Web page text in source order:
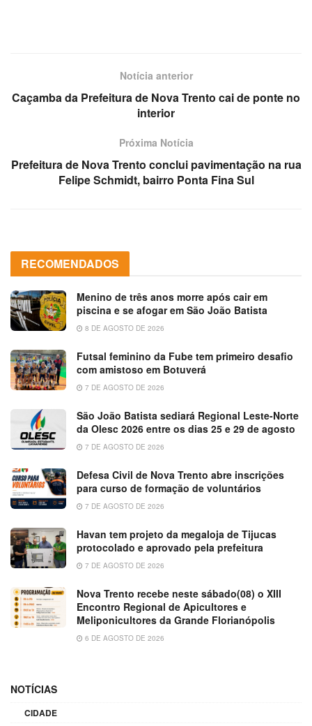
Notícia anterior
Caçamba da Prefeitura de Nova Trento cai de ponte no
interior
Próxima Notícia
Prefeitura de Nova Trento conclui pavimentação na rua
Felipe Schmidt, bairro Ponta Fina Sul
RECOMENDADOS
Menino de três anos morre após cair em
piscina e se afogar em São João Batista
8 DE AGOSTO DE 2026
Futsal feminino da Fube tem primeiro desafio
com amistoso em Botuverá
7 DE AGOSTO DE 2026
São João Batista sediará Regional Leste-Norte
da Olesc 2026 entre os dias 25 e 29 de agosto
7 DE AGOSTO DE 2026
Defesa Civil de Nova Trento abre inscrições
para curso de formação de voluntários
7 DE AGOSTO DE 2026
Havan tem projeto da megaloja de Tijucas
protocolado e aprovado pela prefeitura
7 DE AGOSTO DE 2026
Nova Trento recebe neste sábado(08) o XIII
Encontro Regional de Apicultores e
Meliponicultores da Grande Florianópolis
6 DE AGOSTO DE 2026
NOTÍCIAS
CIDADE